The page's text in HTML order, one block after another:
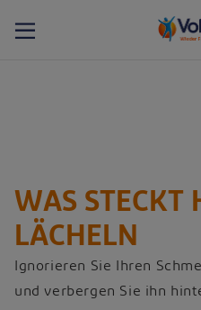
WAS STECKT
LÄCHELN
Ignorieren Sie Ihren
und verbergen Sie ihn